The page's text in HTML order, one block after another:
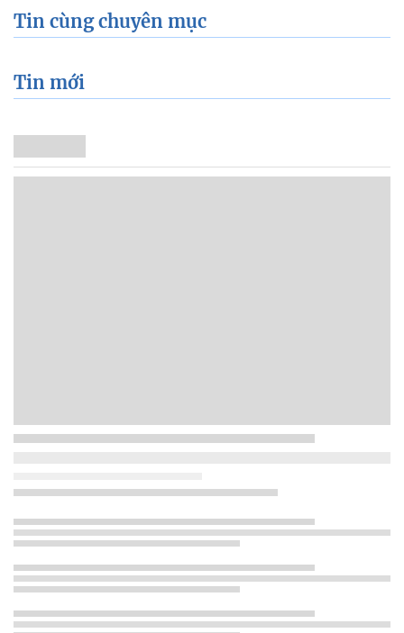
Tin cùng chuyên mục
Tin mới